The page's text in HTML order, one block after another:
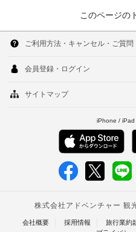
このページの